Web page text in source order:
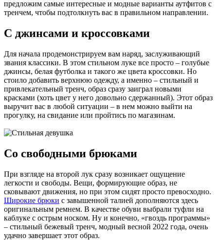
предложим самые интересные и модные варианты аутфитов с
тренчем, чтобы подтолкнуть вас в правильном направлении.
С джинсами и кроссовками
Для начала продемонстрируем вам наряд, заслуживающий
звания классики. В этом стильном луке все просто – голубые
джинсы, белая футболка и такого же цвета кроссовки. Но
стоило добавить верхнюю одежду, а именно – стильный и
привлекательный тренч, образ сразу заиграл новыми
красками (хоть цвет у него довольно сдержанный). Этот образ
выручит вас в любой ситуации – в нем можно выйти на
прогулку, на свидание или пройтись по магазинам.
Со свободными брюками
При взгляде на второй лук сразу возникает ощущение
легкости и свободы. Вещи, формирующие образ, не
сковывают движения, но при этом сидят просто превосходно.
Широкие брюки с завышенной талией дополняются здесь
оригинальным ремнем. В качестве обуви выбрали туфли на
каблуке с острым носком. Ну и конечно, «гвоздь программы»
– стильный бежевый тренч, модный весной 2022 года, очень
удачно завершает этот образ.